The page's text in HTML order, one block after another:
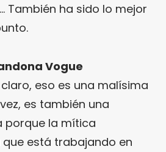
También ha sido lo mejor
Vogue
claro, eso es una malísima
es también una
porque la mítica
está trabajando en